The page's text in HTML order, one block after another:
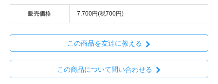
販売価格 7,700円(税700円)
この商品を友達に教える
この商品について問い合わせる